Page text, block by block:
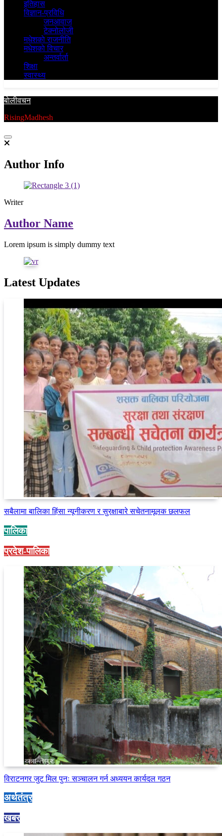
इतिहास
विज्ञान-प्रविधि
जनआवाज
टेक्नोलोजी
मधेशकाे राजनीति
मधेशकाे विचार
अन्तर्वार्ता
शिक्षा
स्वास्थ्य
बाेलीवचन
RisingMadhesh
Author Info
Writer
Author Name
Lorem ipsum is simply dummy text
Latest Updates
सबैलामा बालिका हिंसा न्यूनीकरण र सुरक्षाबारे सचेतनामूलक छलफल
पालिका
प्रदेश-पालिका
विराटनगर जुट मिल पुनः सञ्चालन गर्न अध्ययन कार्यदल गठन
अर्थतंत्र
खबर